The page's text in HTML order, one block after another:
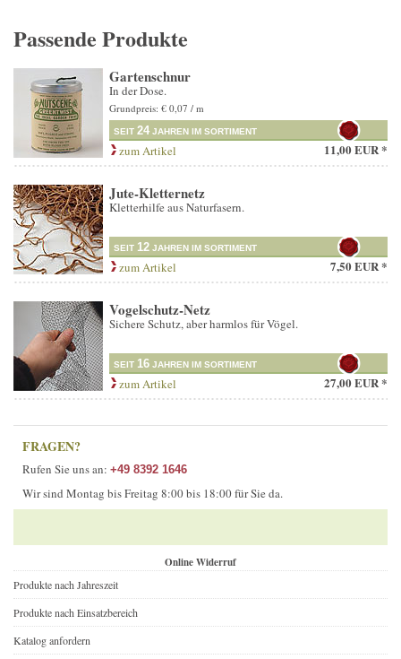
Passende Produkte
Gartenschnur
In der Dose.
Grundpreis: € 0,07 / m
SEIT 24 JAHREN IM SORTIMENT
zum Artikel 11,00 EUR *
Jute-Kletternetz
Kletterhilfe aus Naturfasern.
SEIT 12 JAHREN IM SORTIMENT
zum Artikel 7,50 EUR *
Vogelschutz-Netz
Sichere Schutz, aber harmlos für Vögel.
SEIT 16 JAHREN IM SORTIMENT
zum Artikel 27,00 EUR *
FRAGEN?
Rufen Sie uns an: +49 8392 1646
Wir sind Montag bis Freitag 8:00 bis 18:00 für Sie da.
Online Widerruf
Produkte nach Jahreszeit
Produkte nach Einsatzbereich
Katalog anfordern